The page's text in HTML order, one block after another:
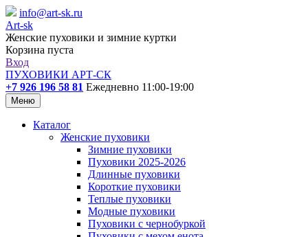
info@art-sk.ru
Art-sk
Женские пуховики и зимние куртки
Корзина пуста
Вход
ПУХОВИКИ АРТ-СК
+7 926 196 58 81 Ежедневно 11:00-19:00
Меню
Каталог
Женские пуховики
Зимние пуховики
Пуховики 2025-2026
Длинные пуховики
Короткие пуховики
Теплые пуховики
Модные пуховики
Пуховики с чернобуркой